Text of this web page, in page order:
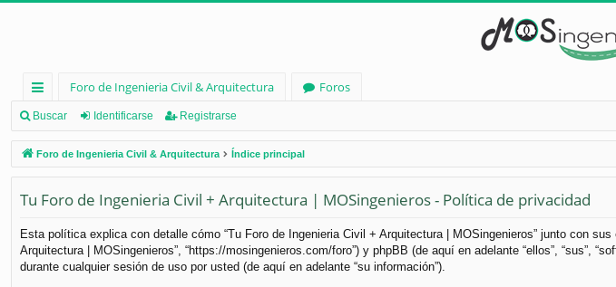
nl
ac
es
rá
pi
d
Foro de Ingenieria Civil & Arquitectura
Foros
Buscar Identificarse Registrarse
Foro de Ingenieria Civil & Arquitectura Índice principal
Tu Foro de Ingenieria Civil + Arquitectura | MOSingenieros - Política de privacidad
Esta política explica con detalle cómo “Tu Foro de Ingenieria Civil + Arquitectura | MOSingenieros” junto con
Arquitectura | MOSingenieros”, “https://mosingenieros.com/foro”) y phpBB (de aquí en adelante “ellos”, “sus”,
durante cualquier sesión de uso por usted (de aquí en adelante “su información”).